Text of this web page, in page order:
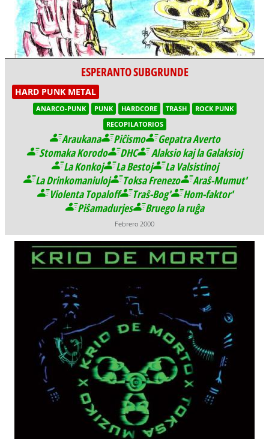
ESPERANTO SUBGRUNDE
HARD PUNK METAL
ANARCO-PUNK PUNK HARDCORE TRASH
ROCK PUNK
RECOPILATORIOS
Araukana Piĉismo
Gepatra Averto
Stomaka Korodo
DHC
Alaksio kaj la Galaksioj
La Konkoj
La Bestoj
La Valsistinoj
La Drinkomaniuloj
Toksa Frenezo
Araŝ-Mumut'
Violenta Topaloff
Traŝ-Bog'
Hom-faktor'
Piŝamadurjes
Bruego la ruĝa
Febrero 2000